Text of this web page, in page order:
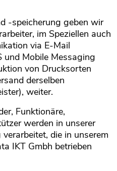
-speicherung geben wir
im Speziellen auch
via E-Mail
und Mobile Messaging
von Drucksorten
derselben
weiter.
Funktionäre,
werden in unserer
die in unserem
IKT Gmbh betrieben